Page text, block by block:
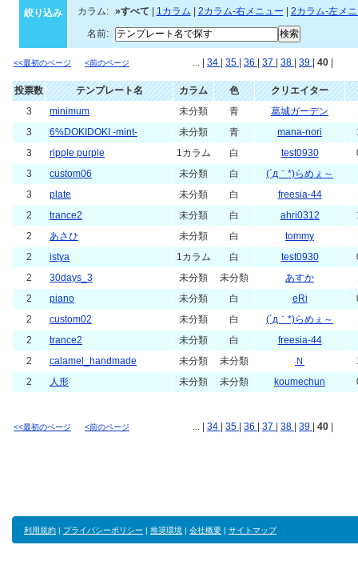
絞り込み
カラム:
»すべて 1カラム 2カラム-右メニュー
2カラム-左メ
名前:
<<最初のページ <前のページ ... | 34 35 36 37 38 39 40
投票数 テンプレート名 カラム 色
クリエイター
3
minimum 未分類 青 葛城ガーデン
3
6%DOKIDOKI -mint- 未分類 青 mana-nori
3
ripple purple 1カラム 白 test0930
3
custom06 未分類 白 (´д｀*)らめぇ～
3
plate 未分類 白 freesia-44
2
trance2 未分類 白 ahri0312
2
あさひ 未分類 白 tommy
2
istya 1カラム 白 test0930
2
30days_3 未分類 未分類 あすか
2
piano 未分類 白 eRi
2
custom02 未分類 白 (´д｀*)らめぇ～
2
trance2 未分類 白 freesia-44
2
calamel_handmade 未分類 未分類 Ｎ
2
人形 未分類 未分類 koumechun
<<最初のページ <前のページ ... | 34 35 36 37 38 39 40
利用規約 | プライバシーポリシー | 推奨環境 | 会社概要 | サイトマップ